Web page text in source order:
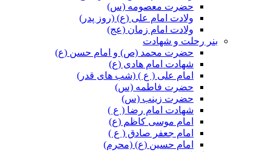
حضرت معصومه (س)
ولادت امام علی (ع) (روز پدر)
ولادت امام زمان (عج)
بنر رحلت و شهادت
حضرت محمد (ص) و امام حسن (ع)
شهادت امام هادی (ع)
امام علی ( ع ) (شب های قدر)
حضرت فاطمه (س)
حضرت زینب (س)
شهادت امام رضا ( ع )
امام موسی کاظم (ع)
امام جعفر صادق ( ع )
امام حسین (ع) (محرم)